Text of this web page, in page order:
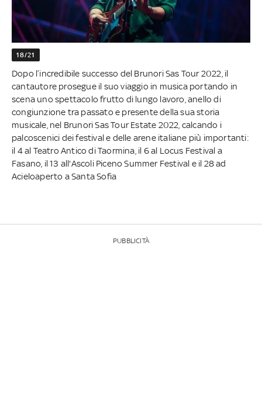
18/21
Dopo l’incredibile successo del Brunori Sas Tour 2022, il
cantautore prosegue il suo viaggio in musica portando in
scena uno spettacolo frutto di lungo lavoro, anello di
congiunzione tra passato e presente della sua storia
musicale, nel Brunori Sas Tour Estate 2022, calcando i
palcoscenici dei festival e delle arene italiane più importanti:
il 4 al Teatro Antico di Taormina, il 6 al Locus Festival a
Fasano, il 13 all'Ascoli Piceno Summer Festival e il 28 ad
Acieloaperto a Santa Sofia
PUBBLICITÀ